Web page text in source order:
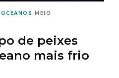
MEIO
de peixes
mais frio